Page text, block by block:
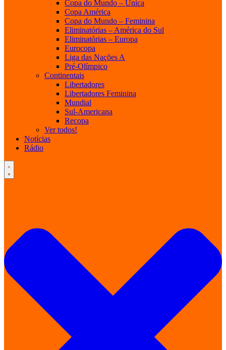
Copa do Mundo – Única
Copa América
Copa do Mundo – Feminina
Eliminatórias – América do Sul
Eliminatórias – Europa
Eurocopa
Liga das Nações A
Pré-Olímpico
Continentais
Libertadores
Libertadores Feminina
Mundial
Sul-Americana
Recopa
Ver todos!
Notícias
Rádio